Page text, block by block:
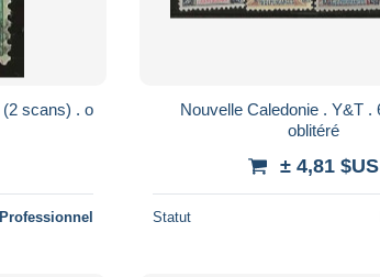
Professionnel
Nouvelle Caledonie . Y&T . 67/70 . o .
oblitéré
± 4,81 $US
Statut